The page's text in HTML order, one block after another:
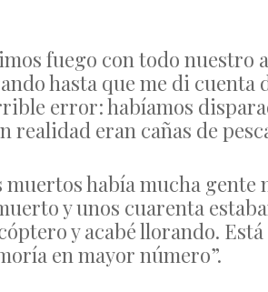
fuego con todo nuestro
hasta que me di cuenta
error: habíamos
realidad eran cañas de
había mucha gente
y unos cuarenta
y acabé llorando.
en mayor número”.